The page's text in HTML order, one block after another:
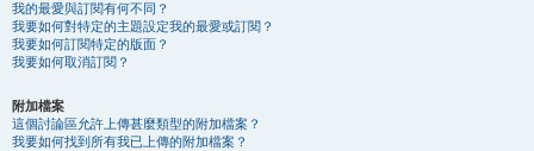
我的最愛與訂閱有何不同？
我要如何對特定的主題設定我的最愛或訂閱？
我要如何訂閱特定的版面？
我要如何取消訂閱？
附加檔案
這個討論區允許上傳甚麼類型的附加檔案？
我要如何找到所有我已上傳的附加檔案？